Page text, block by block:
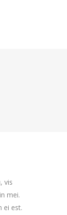
vis
mei.
ei est.